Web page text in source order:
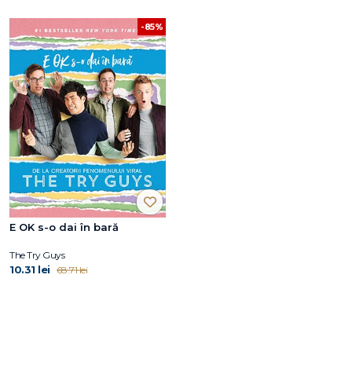
-85%
E OK s-o dai în bară
The Try Guys
10.31 lei 68.71 lei